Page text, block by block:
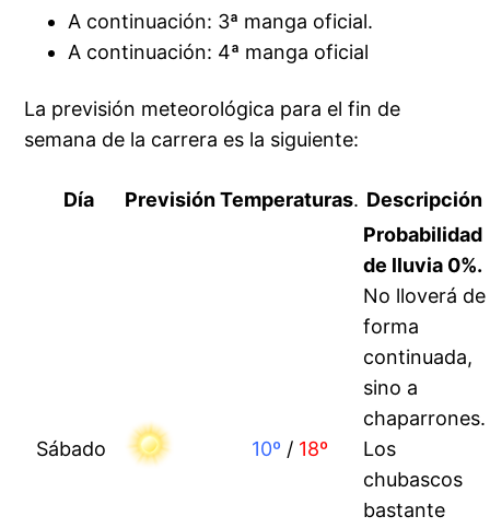
A continuación: 3ª manga oficial.
A continuación: 4ª manga oficial
La previsión meteorológica para el fin de
semana de la carrera es la siguiente:
Día Previsión Temperaturas. Descripción
Sábado 10º / 18º
Probabilidad
de lluvia 0%.
No lloverá de
forma
continuada,
sino a
chaparrones.
Los
chubascos
bastante